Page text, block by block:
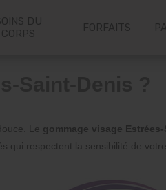
DU
CORPS
FORFAITS
Le gommage visage
respectent la sensibilité de